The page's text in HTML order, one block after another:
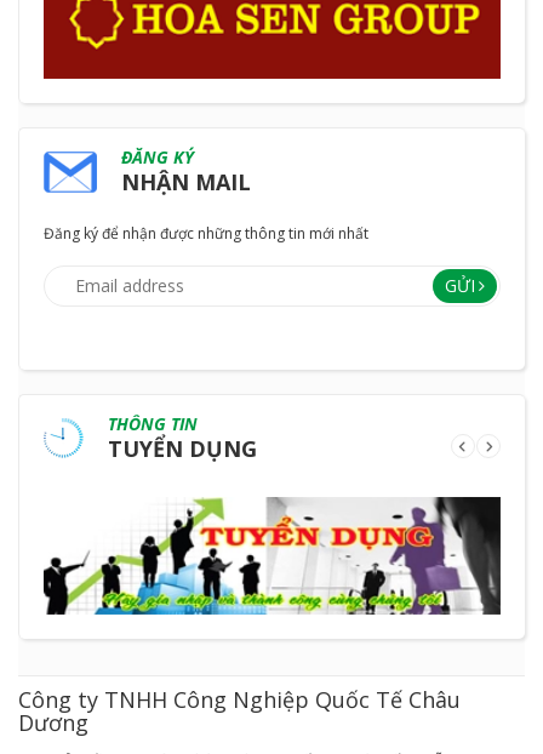
ĐĂNG KÝ
NHẬN MAIL
Đăng ký để nhận được những thông tin mới nhất
GỬI
THÔNG TIN
TUYỂN DỤNG
Công ty TNHH Công Nghiệp Quốc Tế Châu
Dương